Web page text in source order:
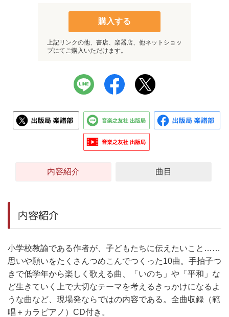
購入する
上記リンクの他、書店、楽器店、他ネットショッ
プにてご購入いただけます。
内容紹介 曲目
内容紹介
小学校教諭である作者が、子どもたちに伝えたいこと……
思いや願いをたくさんつめこんでつくった10曲。手拍子つ
きで低学年から楽しく歌える曲、「いのち」や「平和」な
ど生きていく上で大切なテーマを考えるきっかけになるよ
うな曲など、現場発ならではの内容である。全曲収録（範
唱＋カラピアノ）CD付き。